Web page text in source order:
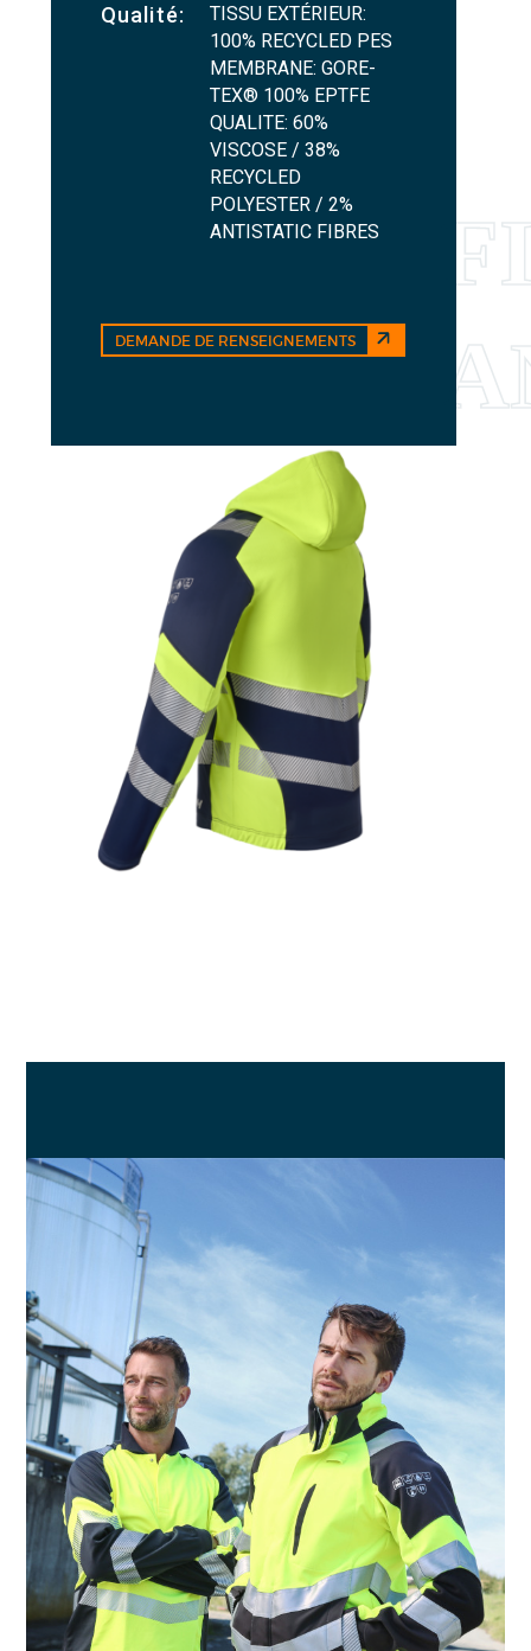
Qualité:
TISSU EXTÉRIEUR:
100% RECYCLED PES
MEMBRANE: GORE-
TEX® 100% EPTFE
QUALITE: 60%
VISCOSE / 38%
RECYCLED
POLYESTER / 2%
ANTISTATIC FIBRES
DEMANDE DE RENSEIGNEMENTS